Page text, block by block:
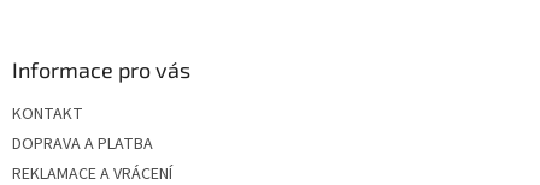
Informace pro vás
KONTAKT
DOPRAVA A PLATBA
REKLAMACE A VRÁCENÍ